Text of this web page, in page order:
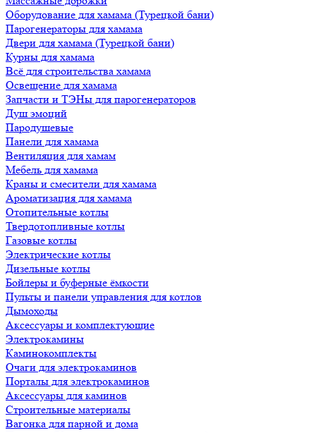
Оборудование для хамама (Турецкой бани)
Парогенераторы для хамама
Двери для хамама (Турецкой бани)
Курны для хамама
Всё для строительства хамама
Освещение для хамама
Запчасти и ТЭНы для парогенераторов
Душ эмоций
Пародушевые
Панели для хамама
Вентиляция для хамам
Мебель для хамама
Краны и смесители для хамама
Ароматизация для хамама
Отопительные котлы
Твердотопливные котлы
Газовые котлы
Электрические котлы
Дизельные котлы
Бойлеры и буферные ёмкости
Пульты и панели управления для котлов
Дымоходы
Аксессуары и комплектующие
Электрокамины
Каминокомплекты
Очаги для электрокаминов
Порталы для электрокаминов
Аксессуары для каминов
Строительные материалы
Вагонка для парной и дома